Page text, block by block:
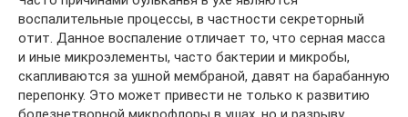
воспалительные процессы, в частности секреторный
отит. Данное воспаление отличает то, что серная масса
и иные микроэлементы, часто бактерии и микробы,
скапливаются за ушной мембраной, давят на барабанную
перепонку. Это может привести не только к развитию